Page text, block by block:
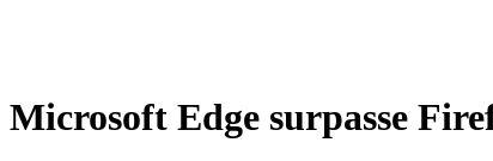
Microsoft Edge surpasse